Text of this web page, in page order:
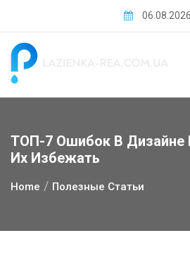
content
06.08.2026
ТОП-7 Ошибок В Дизайне
Их Избежать
Home Полезные Статьи